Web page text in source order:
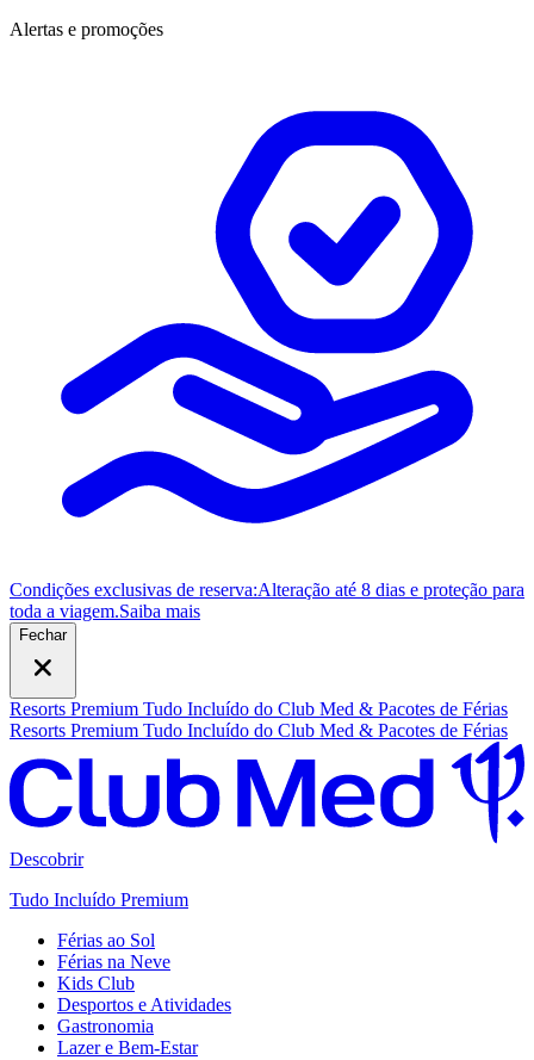
Alertas e promoções
Condições exclusivas de reserva:Alteração até 8 dias e proteção para
toda a viagem.Saiba mais
Fechar
Resorts Premium Tudo Incluído do Club Med & Pacotes de Férias
Resorts Premium Tudo Incluído do Club Med & Pacotes de Férias
Descobrir
Tudo Incluído Premium
Férias ao Sol
Férias na Neve
Kids Club
Desportos e Atividades
Gastronomia
Lazer e Bem-Estar